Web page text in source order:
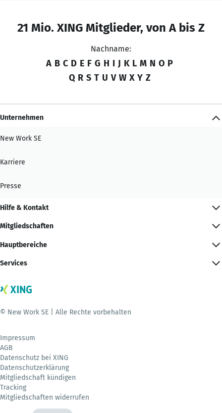
21 Mio. XING Mitglieder, von A bis Z
Nachname:
A B C D E F G H I J K L M N O P
Q R S T U V W X Y Z
Unternehmen
New Work SE
Karriere
Presse
Hilfe & Kontakt
Mitgliedschaften
Hauptbereiche
Services
© New Work SE | Alle Rechte vorbehalten
Impressum
AGB
Datenschutz bei XING
Datenschutzerklärung
Mitgliedschaft kündigen
Tracking
Mitgliedschaften widerrufen